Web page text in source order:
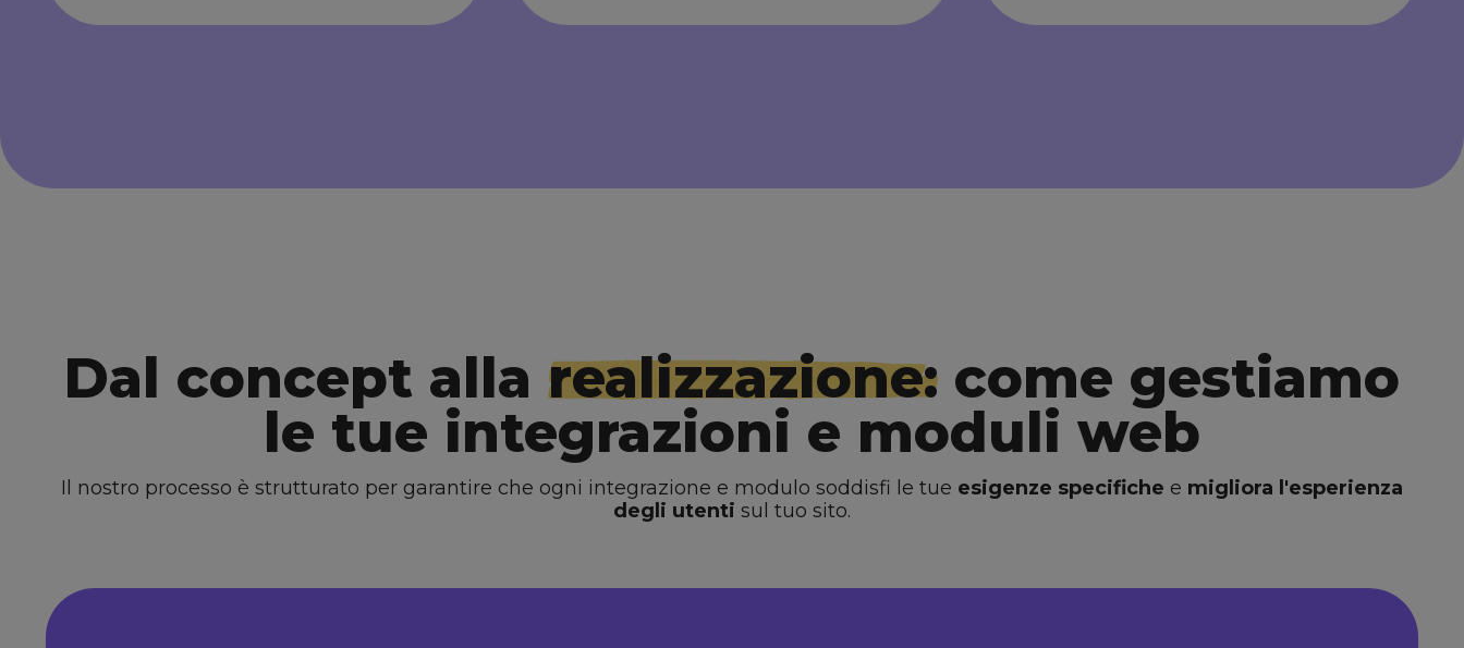
Dal concept alla realizzazione: come gestiamo
le tue integrazioni e moduli web
Il nostro processo è strutturato per garantire che ogni integrazione e modulo soddisfi le tue esigenze specifiche e migliora l'esperienza
degli utenti sul tuo sito.